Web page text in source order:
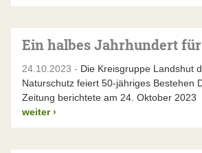
Ein halbes Jahrhundert
24.10.2023 - Die Kreisgruppe Landshut
Naturschutz feiert 50-jähriges Bestehen
Zeitung berichtete am 24. Oktober 2023
weiter ›